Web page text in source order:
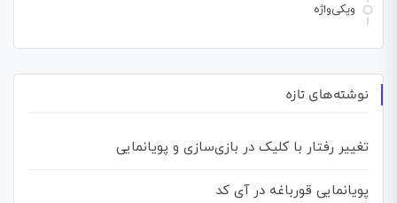
ویکی‌واژه
نوشته‌های تازه
تغییر رفتار با کلیک در بازی‌سازی و پویانمایی
پویانمایی قورباغه در آی کد